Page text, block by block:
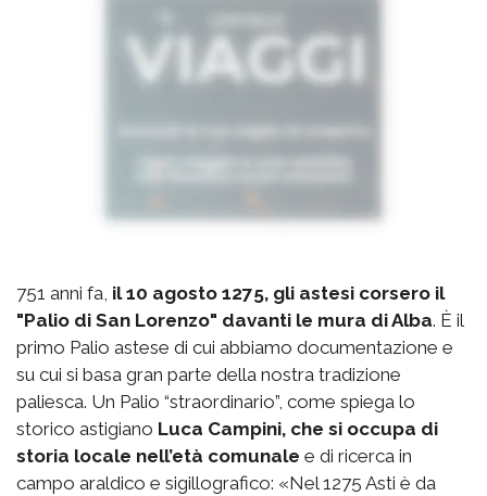
751 anni fa, il 10 agosto 1275, gli astesi corsero il
"Palio di San Lorenzo" davanti le mura di Alba. È il
primo Palio astese di cui abbiamo documentazione e
su cui si basa gran parte della nostra tradizione
paliesca. Un Palio “straordinario”, come spiega lo
storico astigiano Luca Campini, che si occupa di
storia locale nell’età comunale e di ricerca in
campo araldico e sigillografico: «Nel 1275 Asti è da